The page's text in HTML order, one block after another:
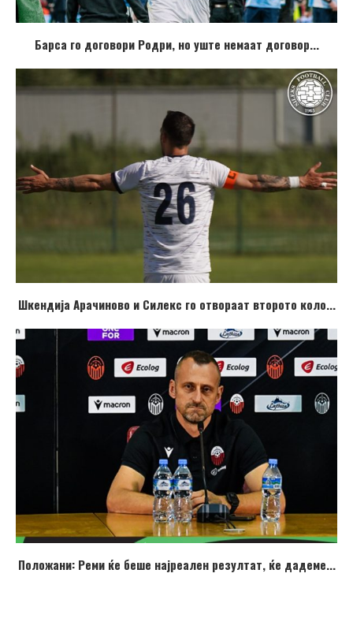
Барса го договори Родри, но уште немаат договор...
Шкендија Арачиново и Силекс го отвораат второто коло...
Положани: Реми ќе беше најреален резултат, ќе дадеме...